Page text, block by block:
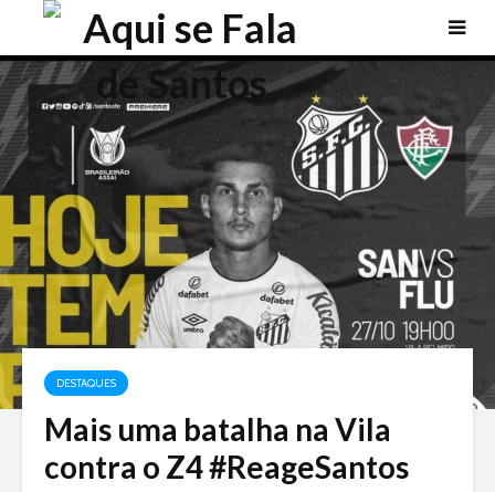
DESTAQUES
Mais uma batalha na Vila
contra o Z4 #ReageSantos